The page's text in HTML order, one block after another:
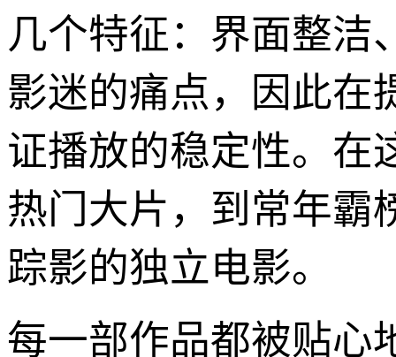
几个特征：界面整洁
影迷的痛点，因此在
证播放的稳定性。在
热门大片，到常年霸
踪影的独立电影。
每一部作品都被贴心